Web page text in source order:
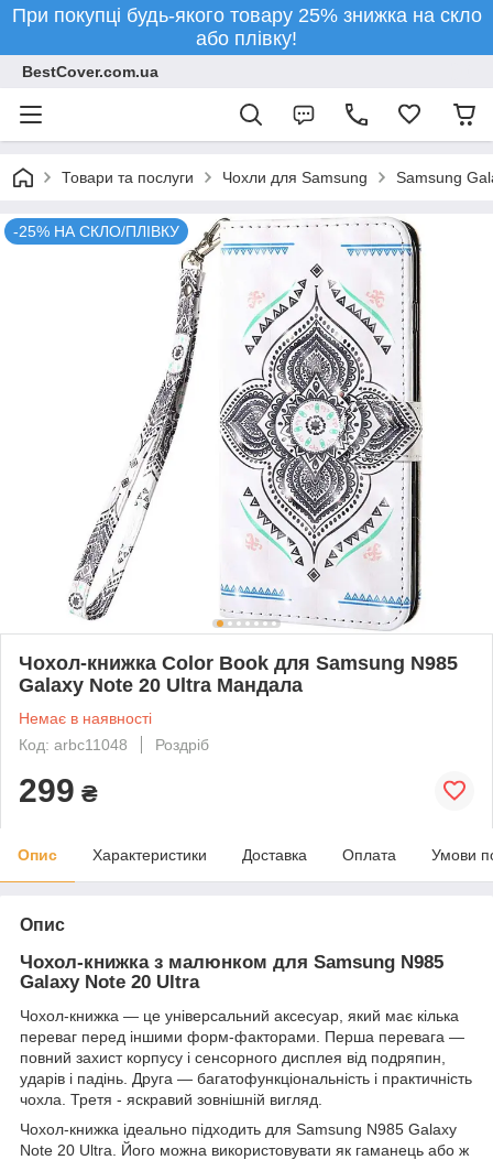
При покупці будь-якого товару 25% знижка на скло
або плівку!
BestCover.com.ua
Товари та послуги Чохли для Samsung Samsung
-25% НА СКЛО/ПЛІВКУ
Чохол-книжка Color Book для Samsung N985
Galaxy Note 20 Ultra Мандала
Немає в наявності
Код: arbc11048
Роздріб
299 ₴
Опис Характеристики Доставка Оплата Умови
Опис
Чохол-книжка з малюнком для Samsung N985
Galaxy Note 20 Ultra
Чохол-книжка ― це універсальний аксесуар, який має кілька
переваг перед іншими форм-факторами. Перша перевага ―
повний захист корпусу і сенсорного дисплея від подряпин,
ударів і падінь. Друга ― багатофункціональність і практичність
чохла. Третя - яскравий зовнішній вигляд.
Чохол-книжка ідеально підходить для Samsung N985 Galaxy
Note 20 Ultra. Його можна використовувати як гаманець або ж